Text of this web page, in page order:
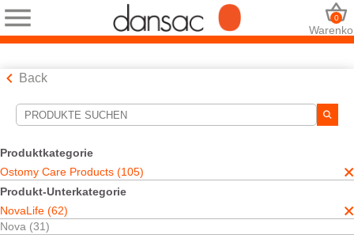
0
Back
Produktkategorie
Ostomy Care Products (105)
Produkt-Unterkategorie
NovaLife (62)
Nova (31)
Suchwerkzeuge
Ihre Auswahl:
Ostomy Care Products
NovaLife
NovaLife geschlossener Beutel
Einteilig
TRE™ Technologie